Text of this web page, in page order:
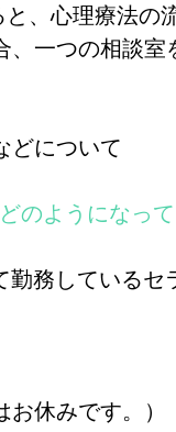
、心理療法
一つの相談室
どについて
のようになっ
務しているセ
休みです。）